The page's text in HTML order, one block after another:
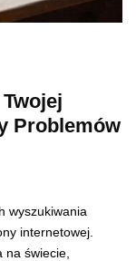
Problemów
wyszukiwania
internetowej.
świecie,